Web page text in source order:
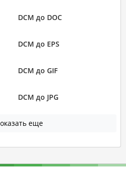
DCM до DOC
DCM до EPS
DCM до GIF
DCM до JPG
еще